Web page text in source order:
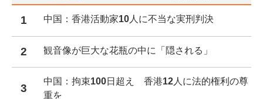
1 中国：香港活動家10人に不当な実刑判決
2 観音像が巨大な花瓶の中に「隠される」
3
中国：拘束100日超え 香港12人に法的権利の尊
重を